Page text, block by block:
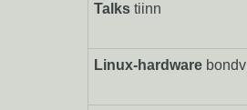
Talks tiinn
Linux-hardware bondv